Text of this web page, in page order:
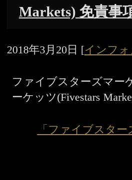
Markets) 免責事
2018年3月20日 [インフ
ファイブスターズマー
ーケッツ(Fivestars
「ファイブスター